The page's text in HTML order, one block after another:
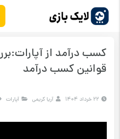
کسب درآمد از
قوانین کسب درآمد
22 خرداد 1404 آریا کریمی آپارات